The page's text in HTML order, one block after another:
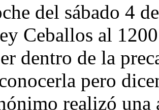
del sábado 4
Ceballos al
dentro de la
pero
realizó